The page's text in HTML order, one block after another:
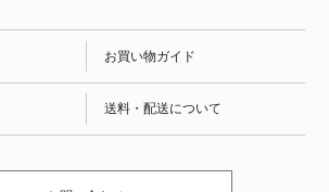
お買い物ガイド
送料・配送について